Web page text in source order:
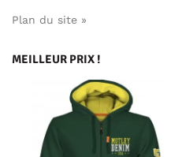
Plan du site »
MEILLEUR PRIX !